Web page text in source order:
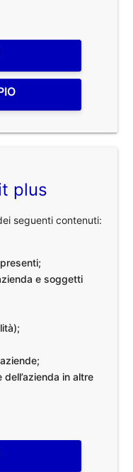
plus
seguenti contenuti:
e soggetti
in altre